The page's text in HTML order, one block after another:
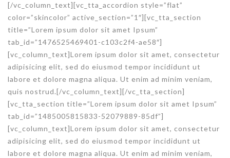
[/vc_column_text][vc_tta_accordion style=”flat”
color=”skincolor” active_section=”1″][vc_tta_section
title=”Lorem ipsum dolor sit amet Ipsum”
tab_id=”1476525469401-c103c2f4-ae58″]
[vc_column_text]Lorem ipsum dolor sit amet, consectetur
adipisicing elit, sed do eiusmod tempor incididunt ut
labore et dolore magna aliqua. Ut enim ad minim veniam,
quis nostrud.[/vc_column_text][/vc_tta_section]
[vc_tta_section title=”Lorem ipsum dolor sit amet Ipsum”
tab_id=”1485005815833-52079889-85df”]
[vc_column_text]Lorem ipsum dolor sit amet, consectetur
adipisicing elit, sed do eiusmod tempor incididunt ut
labore et dolore magna aliqua. Ut enim ad minim veniam,